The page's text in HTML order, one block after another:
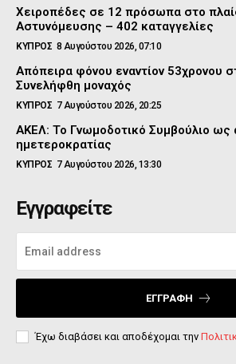
Χειροπέδες σε 12 πρόσωπα στο
Αστυνόμευσης – 402 καταγγελίες
ΚΥΠΡΟΣ 8 Αυγούστου 2026, 07:10
Απόπειρα φόνου εναντίον 53χρονου
Συνελήφθη μοναχός
ΚΥΠΡΟΣ 7 Αυγούστου 2026, 20:25
ΑΚΕΛ: Το Γνωμοδοτικό Συμβούλιο ως
ημετεροκρατίας
ΚΥΠΡΟΣ 7 Αυγούστου 2026, 13:30
Εγγραφείτε
ΕΓΓΡΑΦΉ
Έχω διαβάσει και αποδέχομαι την